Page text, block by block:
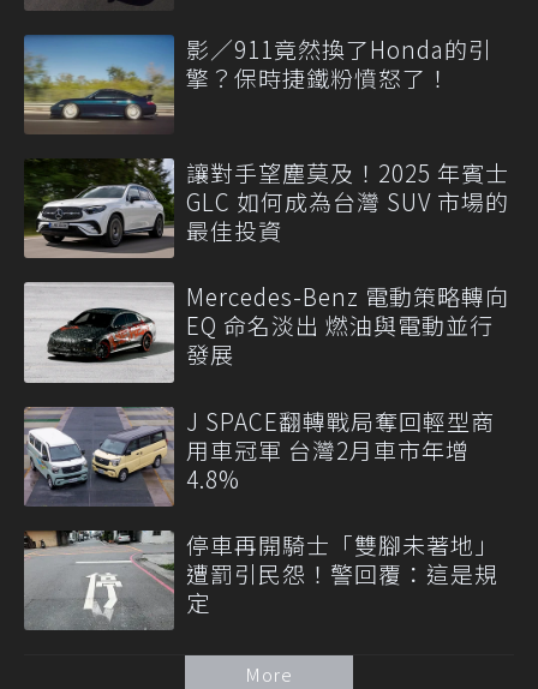
影／911竟然換了Honda的引
擎？保時捷鐵粉憤怒了！
讓對手望塵莫及！2025 年賓士
GLC 如何成為台灣 SUV 市場的
最佳投資
Mercedes-Benz 電動策略轉向
EQ 命名淡出 燃油與電動並行
發展
J SPACE翻轉戰局奪回輕型商
用車冠軍 台灣2月車市年增
4.8%
停車再開騎士「雙腳未著地」
遭罰引民怨！警回覆：這是規
定
More